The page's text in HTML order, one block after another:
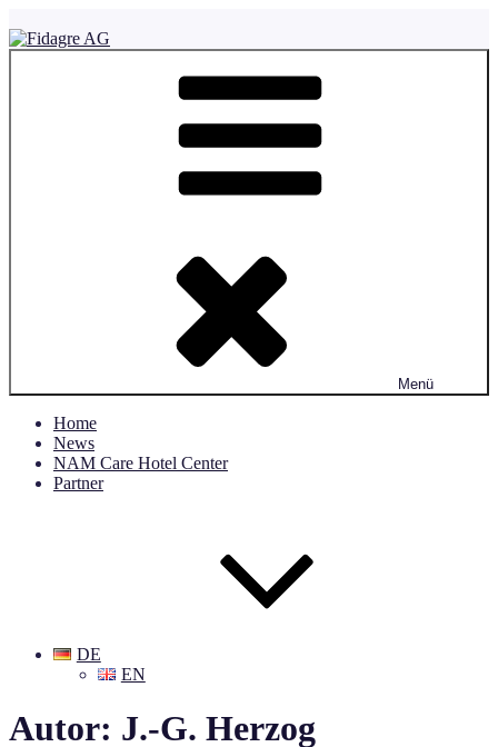
Inhalt
springen
Menü
Home
News
NAM Care Hotel Center
Partner
DE
EN
Autor: J.-G. Herzog